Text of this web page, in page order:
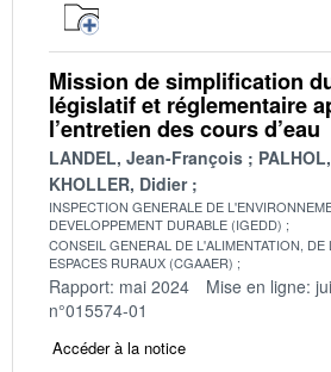
Mission de simplification
législatif et réglementaire
l’entretien des cours d’eau
LANDEL, Jean-François
KHOLLER, Didier
INSPECTION GENERALE DE
DEVELOPPEMENT DURABLE (IGEDD)
CONSEIL GENERAL DE L'ALIMENTATION,
ESPACES RURAUX (CGAAER)
Rapport: mai 2024 Mise en ligne:
n°015574-01
Accéder à la notice